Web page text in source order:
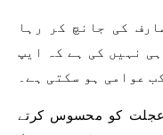
کی جانچ کر رہا
نہیں کی ہے کہ ایپ
عوامی ہو سکتی ہے۔
عجلت کو محسوس کرتے